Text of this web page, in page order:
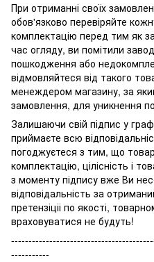
При отриманні своїх
обов'язково перевіряйте
комплектацію перед тим як
час огляду, ви помітили
пошкодження або
відмовляйтеся від такого
менеждером магазину, за
замовлення, для уникнення
Залишаючи свій підпис у
приймаєте всю
погоджуєтеся з тим, що
комплектацію, цілісність і
з моменту підпису вже Ви
відповідальність за
претензіціі по якості,
враховуватися не будуть!
-----------